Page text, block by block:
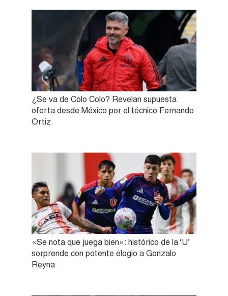
¿Se va de Colo Colo? Revelan supuesta
oferta desde México por el técnico Fernando
Ortiz
«Se nota que juega bien»: histórico de la ‘U’
sorprende con potente elogio a Gonzalo
Reyna